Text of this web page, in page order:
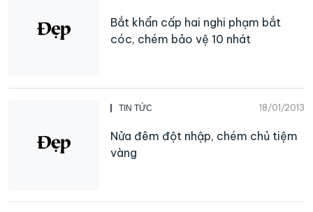
Bắt khẩn cấp hai nghi phạm bắt
cóc, chém bảo vệ 10 nhát
TIN TỨC 18/01/2013
Nửa đêm đột nhập, chém chủ tiệm
vàng